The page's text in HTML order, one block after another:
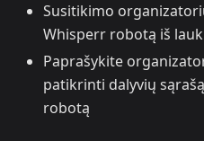
Susitikimo
Whisperr robotą iš
Paprašykite
patikrinti dalyvių
robotą